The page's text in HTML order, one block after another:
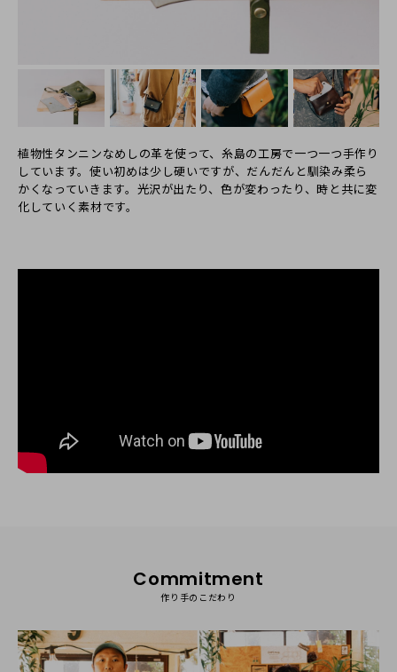
植物性タンニンなめしの革を使って、糸島の工房で一つ一つ手作り
しています。使い初めは少し硬いですが、だんだんと馴染み柔ら
かくなっていきます。光沢が出たり、色が変わったり、時と共に変
化していく素材です。
Commitment
作り手のこだわり